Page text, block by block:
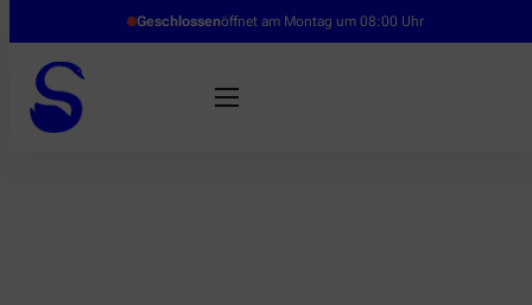
Geschlossenöffnet am Montag um 08:00 Uhr